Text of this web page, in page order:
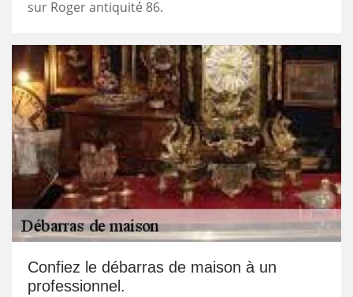
sur Roger antiquité 86.
Confiez le débarras de maison à un
professionnel.